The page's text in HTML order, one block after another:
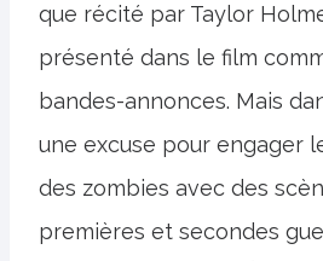
que récité par Taylor
présenté dans le film
bandes-annonces. Mais
une excuse pour engager
des zombies avec des
premières et secondes